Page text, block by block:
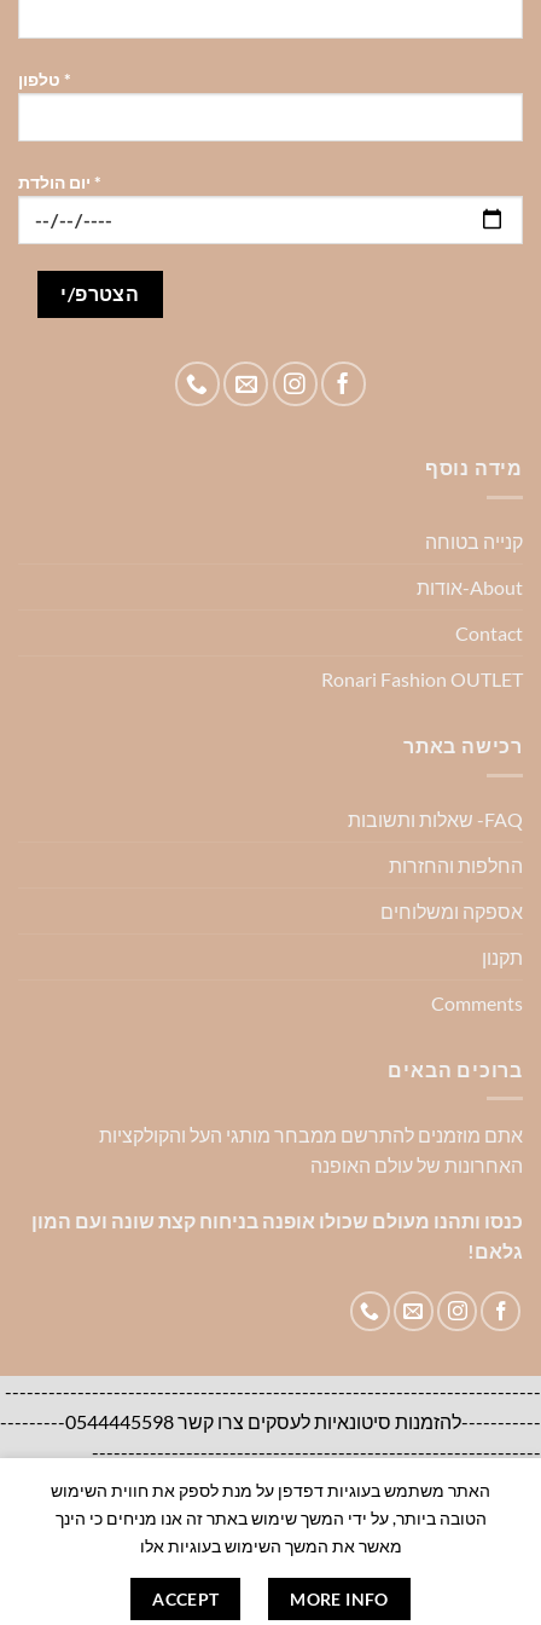
*
*
מידה נוסף
קנייה בטוחה
About-אודות
Contact
Ronari Fashion OUTLET
רכישה באתר
FAQ- שאלות ותשובות
החלפות והחזרות
אספקה ומשלוחים
תקנון
Comments
ברוכים הבאים
אתם מוזמנים להתרשם ממבחר מותגי העל והקולקציות
האחרונות של עולם האופנה
כנסו ותהנו מעולם שכולו אופנה בניחוח קצת שונה ועם המון
גלאם!
--------------------------------------------------------------------------
-----------להזמנות סיטונאיות לעסקים צרו קשר 0544445598---------
--------------------------------------------------------------
אודות צור קשר שאלות ותשובות
100% ORIGINAL BRANDS-House of Brands
האתר משתמש בעוגיות דפדפן על מנת לספק את חווית השימוש
הטובה ביותר, על ידי המשך שימוש באתר זה אנו מניחים כי הינך
מאשר את המשך השימוש בעוגיות אלו
MORE INFO
ACCEPT